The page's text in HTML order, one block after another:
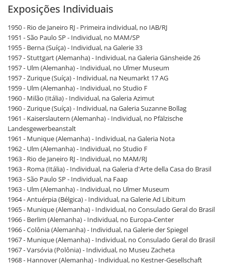
Exposições Individuais
1950 - Rio de Janeiro RJ - Primeira individual, no IAB/RJ
1951 - São Paulo SP - Individual, no MAM/SP
1955 - Berna (Suíça) - Individual, na Galerie 33
1957 - Stuttgart (Alemanha) - Individual, na Galeria Gänsheide 26
1957 - Ulm (Alemanha) - Individual, no Ulmer Museum
1957 - Zurique (Suíça) - Individual, na Neumarkt 17 AG
1959 - Ulm (Alemanha) - Individual, no Studio F
1960 - Milão (Itália) - Individual, na Galeria Azimut
1960 - Zurique (Suíça) - Individual, na Galeria Suzanne Bollag
1961 - Kaiserslautern (Alemanha) - Individual, no Pfälzische
Landesgewerbeanstalt
1961 - Munique (Alemanha) - Individual, na Galeria Nota
1962 - Ulm (Alemanha) - Individual, no Studio F
1963 - Rio de Janeiro RJ - Individual, no MAM/RJ
1963 - Roma (Itália) - Individual, na Galeria d'Arte della Casa do Brasil
1963 - São Paulo SP - Individual, na Faap
1963 - Ulm (Alemanha) - Individual, no Ulmer Museum
1964 - Antuérpia (Bélgica) - Individual, na Galerie Ad Libitum
1965 - Munique (Alemanha) - Individual, no Consulado Geral do Brasil
1966 - Berlim (Alemanha) - Individual, no Europa-Center
1966 - Colônia (Alemanha) - Individual, na Galerie der Spiegel
1967 - Munique (Alemanha) - Individual, no Consulado Geral do Brasil
1967 - Varsóvia (Polônia) - Individual, no Museu Zacheta
1968 - Hannover (Alemanha) - Individual, no Kestner-Gesellschaft